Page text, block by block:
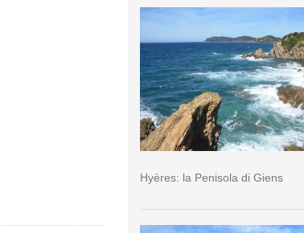
Hyères: la Penisola di Giens